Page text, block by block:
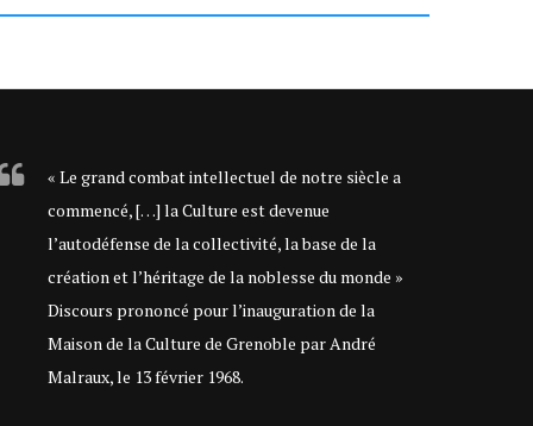
« Le grand combat intellectuel de notre siècle a
commencé, […] la Culture est devenue
l’autodéfense de la collectivité, la base de la
création et l’héritage de la noblesse du monde »
Discours prononcé pour l’inauguration de la
Maison de la Culture de Grenoble par André
Malraux, le 13 février 1968.